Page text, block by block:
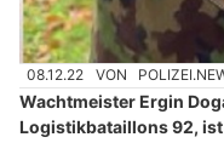
08.12.22 VON
Wachtmeister Ergin
Logistikbataillons 92,